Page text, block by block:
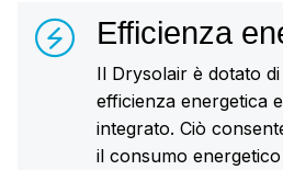
Efficienza
Il Drysolair è dotato
efficienza energetica
integrato. Ciò
il consumo